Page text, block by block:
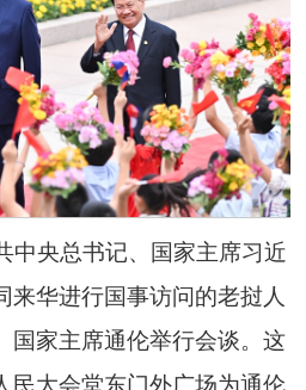
中央总书记、国家主席习近
来华进行国事访问的老挝人
国家主席通伦举行会谈。这
民大会堂东门外广场为通伦